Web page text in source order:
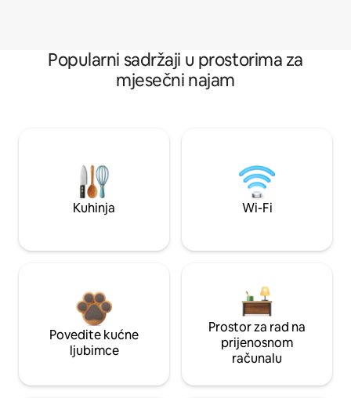
Popularni sadržaji u prostorima za
mjesečni najam
Kuhinja Wi-Fi
Povedite kućne
ljubimce
Prostor za rad na
prijenosnom
računalu